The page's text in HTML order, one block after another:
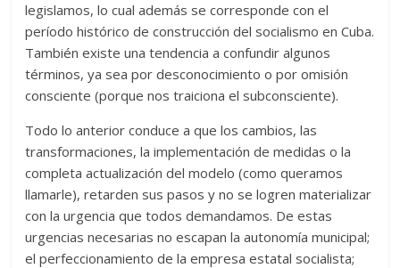
legislamos, lo cual además se corresponde con el
período histórico de construcción del socialismo en Cuba.
También existe una tendencia a confundir algunos
términos, ya sea por desconocimiento o por omisión
consciente (porque nos traiciona el subconsciente).
Todo lo anterior conduce a que los cambios, las
transformaciones, la implementación de medidas o la
completa actualización del modelo (como queramos
llamarle), retarden sus pasos y no se logren materializar
con la urgencia que todos demandamos. De estas
urgencias necesarias no escapan la autonomía municipal;
el perfeccionamiento de la empresa estatal socialista;